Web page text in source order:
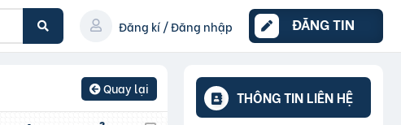
Đăng kí / Đăng nhập ĐĂNG TIN
Quay lại THÔNG TIN LIÊN HỆ